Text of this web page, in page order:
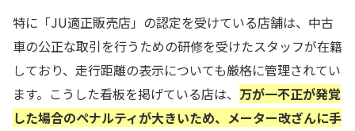
特に「JU適正販売店」の認定を受けている店舗は、中古
車の公正な取引を行うための研修を受けたスタッフが在籍
しており、走行距離の表示についても厳格に管理されてい
ます。こうした看板を掲げている店は、 万が一不正が発覚
した場合のペナルティが大きいため、メーター改ざんに手